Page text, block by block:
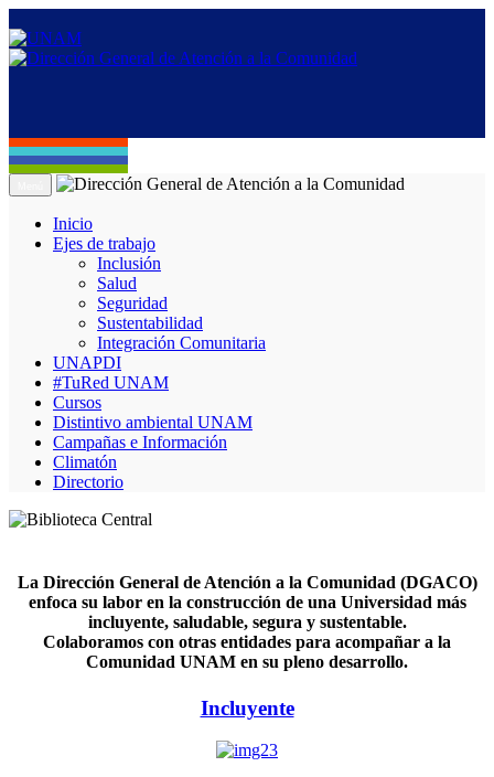
Inicio
Ejes de trabajo
Inclusión
Salud
Seguridad
Sustentabilidad
Integración Comunitaria
UNAPDI
#TuRed UNAM
Cursos
Distintivo ambiental UNAM
Campañas e Información
Climatón
Directorio
La Dirección General de Atención a la Comunidad (DGACO)
enfoca su labor en la construcción de una Universidad más
incluyente, saludable, segura y sustentable.
Colaboramos con otras entidades para acompañar a la
Comunidad UNAM en su pleno desarrollo.
Incluyente